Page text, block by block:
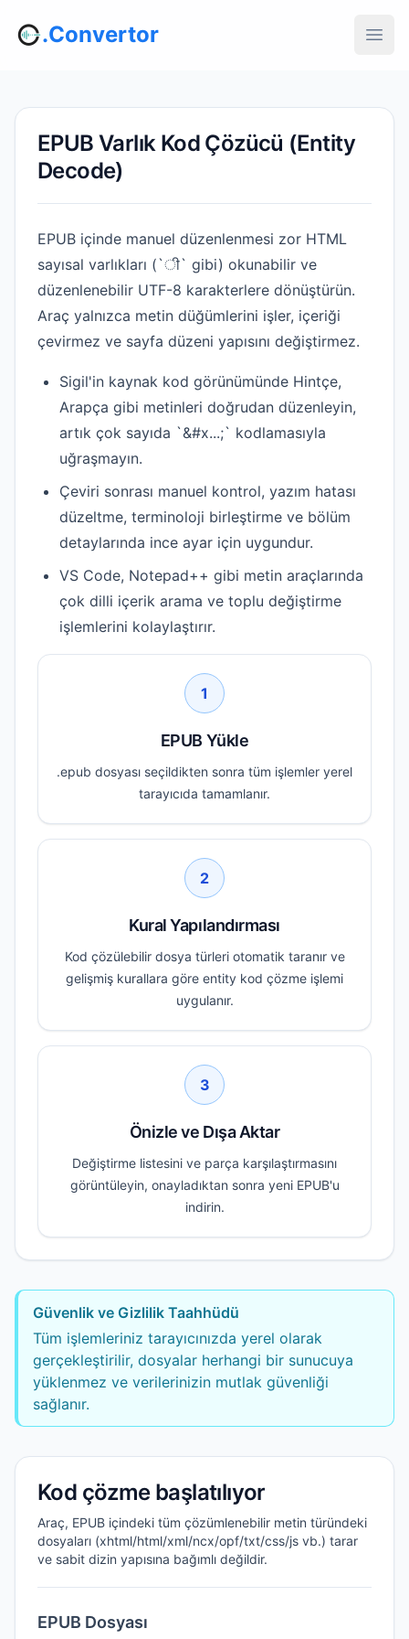
.Convertor
EPUB Varlık Kod Çözücü (Entity
Decode)
EPUB içinde manuel düzenlenmesi zor HTML
sayısal varlıkları (`ी` gibi) okunabilir ve
düzenlenebilir UTF-8 karakterlere dönüştürün.
Araç yalnızca metin düğümlerini işler, içeriği
çevirmez ve sayfa düzeni yapısını değiştirmez.
Sigil'in kaynak kod görünümünde Hintçe,
Arapça gibi metinleri doğrudan düzenleyin,
artık çok sayıda `&#x...;` kodlamasıyla
uğraşmayın.
Çeviri sonrası manuel kontrol, yazım hatası
düzeltme, terminoloji birleştirme ve bölüm
detaylarında ince ayar için uygundur.
VS Code, Notepad++ gibi metin araçlarında
çok dilli içerik arama ve toplu değiştirme
işlemlerini kolaylaştırır.
1
EPUB Yükle
.epub dosyası seçildikten sonra tüm işlemler yerel
tarayıcıda tamamlanır.
2
Kural Yapılandırması
Kod çözülebilir dosya türleri otomatik taranır ve
gelişmiş kurallara göre entity kod çözme işlemi
uygulanır.
3
Önizle ve Dışa Aktar
Değiştirme listesini ve parça karşılaştırmasını
görüntüleyin, onayladıktan sonra yeni EPUB'u
indirin.
Güvenlik ve Gizlilik Taahhüdü
Tüm işlemleriniz tarayıcınızda yerel olarak
gerçekleştirilir, dosyalar herhangi bir sunucuya
yüklenmez ve verilerinizin mutlak güvenliği
sağlanır.
Kod çözme başlatılıyor
Araç, EPUB içindeki tüm çözümlenebilir metin türündeki
dosyaları (xhtml/html/xml/ncx/opf/txt/css/js vb.) tarar
ve sabit dizin yapısına bağımlı değildir.
EPUB Dosyası